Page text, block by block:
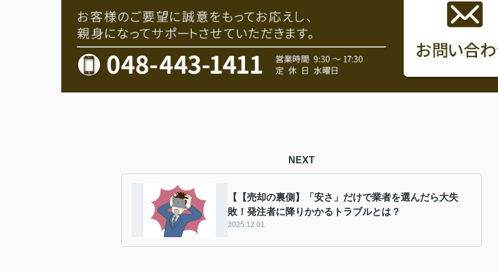
NEXT
【【売却の裏側】「安さ」だけで業者を選んだら大失
敗！発注者に降りかかるトラブルとは？
2025.12.01